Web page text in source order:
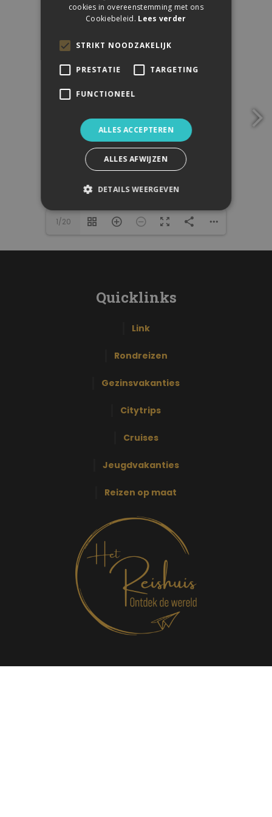
1/20
Quicklinks
Link
Rondreizen
Gezinsvakanties
Citytrips
Cruises
Jeugdvakanties
Reizen op maat
cookies in overeenstemming met ons
Cookiebeleid. Lees verder
STRIKT NOODZAKELIJK
PRESTATIE TARGETING
FUNCTIONEEL
ALLES ACCEPTEREN
ALLES AFWIJZEN
DETAILS WEERGEVEN